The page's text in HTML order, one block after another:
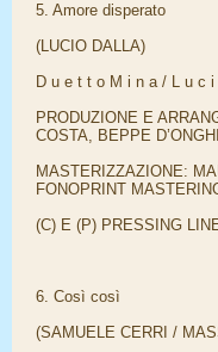
5. Amore disperato
(LUCIO DALLA)
D u e t t o M i n a / L u c
PRODUZIONE E
COSTA, BEPPE
MASTERIZZAZIONE:
FONOPRINT
(C) E (P) PRESSING
6. Così così
(SAMUELE CERRI /